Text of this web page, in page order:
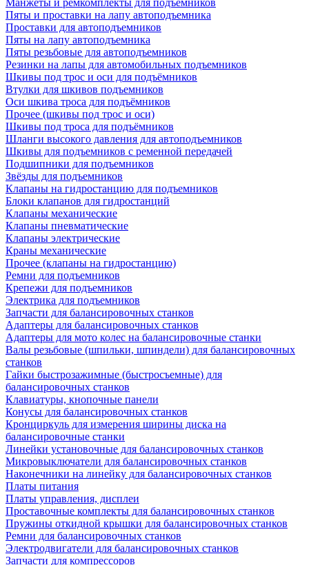
Пяты и проставки на лапу автоподъемника
Проставки для автоподъемников
Пяты на лапу автоподъемника
Пяты резьбовые для автоподъемников
Резинки на лапы для автомобильных подъемников
Шкивы под трос и оси для подъёмников
Втулки для шкивов подъемников
Оси шкива троса для подъёмников
Прочее (шкивы под трос и оси)
Шкивы под троса для подъёмников
Шланги высокого давления для автоподъемников
Шкивы для подъемников с ременной передачей
Подшипники для подъемников
Звёзды для подъемников
Клапаны на гидростанцию для подъемников
Блоки клапанов для гидростанций
Клапаны механические
Клапаны пневматические
Клапаны электрические
Краны механические
Прочее (клапаны на гидростанцию)
Ремни для подъемников
Крепежи для подъемников
Электрика для подъемников
Запчасти для балансировочных станков
Адаптеры для балансировочных станков
Адаптеры для мото колес на балансировочные станки
Валы резьбовые (шпильки, шпиндели) для балансировочных
станков
Гайки быстрозажимные (быстросъемные) для
балансировочных станков
Клавиатуры, кнопочные панели
Конусы для балансировочных станков
Кронциркуль для измерения ширины диска на
балансировочные станки
Линейки установочные для балансировочных станков
Микровыключатели для балансировочных станков
Наконечники на линейку для балансировочных станков
Платы питания
Платы управления, дисплеи
Проставочные комплекты для балансировочных станков
Пружины откидной крышки для балансировочных станков
Ремни для балансировочных станков
Электродвигатели для балансировочных станков
Запчасти для компрессоров